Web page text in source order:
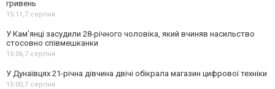
гривень
15:11,7 серпня
У Камʼянці засудили 28-річного чоловіка, який вчиняв насильство
стосовно співмешканки
15:06,7 серпня
У Дунаївцях 21-річна дівчина двічі обікрала магазин цифрової техніки
15:00,7 серпня